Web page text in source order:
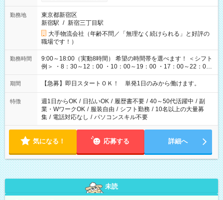
勤務地
東京都新宿区
新宿駅 / 新宿三丁目駅
大手物流会社（年齢不問／「無理なく続けられる」と好評の
職場です！）
勤務時間
9:00～18:00（実動8時間） 希望の時間帯を選べます！ ＜シフト
例＞ ・8：30～12：00 ・10：00～19：00 ・17：00～22：00
・13：00～22：00 ・22：00～翌6：00 など
期間 【急募】即日スタートＯＫ！ 単発1日のみから働けます。
特徴 週1日からOK / 日払いOK / 履歴書不要 / 40～50代活躍中 / 副
業・WワークOK / 服装自由 / シフト勤務 / 10名以上の大量募
集 / 電話対応なし / パソコンスキル不要
気になる！ 応募する 詳細へ
未読